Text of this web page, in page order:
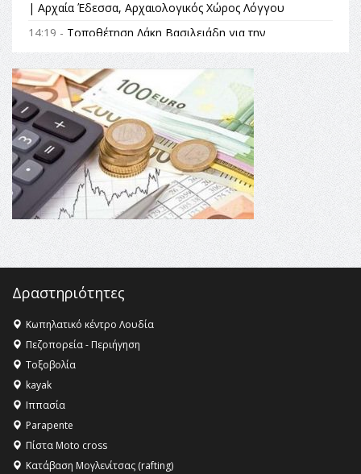
| Αρχαία Έδεσσα, Αρχαιολογικός Χώρος Λόγγου
14:19 - Τοποθέτηση Λάκη Βασιλειάδη για την
Αναθεώρηση του Συντάγματος: «Σε τέτοιες κορυφαίες
θεσμικές διαδικασίες υπάρχει μόνο η ευθύνη απέναντι
στις επόμενες γενιές»
16:35 -Το πρόγραμμα του ΠΑΟΚ στον δεύτερο γύρο του
Champions League!
16:27 -Όλυμπος: Εντάχθηκε στον Κατάλογο Παγκόσμιας
Κληρονομιάς της UNESCO – Ομόφωνη η απόφαση Ο
Όλυμπος αναγνωρίστηκε ως φυσικό και πολιτιστικό
αγαθό εξέχουσας οικουμενικής αξίας για την
ανθρωπότητα
16:18 - ΕΝΟΡΙΑΚΕΣ ΚΑΛΟΚΑΙΡΙΝΕΣ ΔΡΑΣΕΙΣ ΓΙΑ ΠΑΙΔΙΑ
ΣΤΗΝ ΕΔΕΣΣΑ
Δραστηριότητες
Κωπηλατικό κέντρο Λουδία
Πεζοπορεία - Περιήγηση
Τοξοβολία
kayak
Ιππασία
Parapente
Πίστα Moto cross
Κατάβαση Μογλενίτσας (rafting)